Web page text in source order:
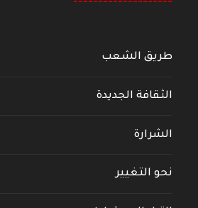
--------------------
طريق الشعب
الثقافة الجديدة
الشرارة
نحو التغيير